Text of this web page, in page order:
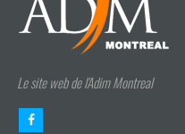
Le site web de l'Adim Montreal